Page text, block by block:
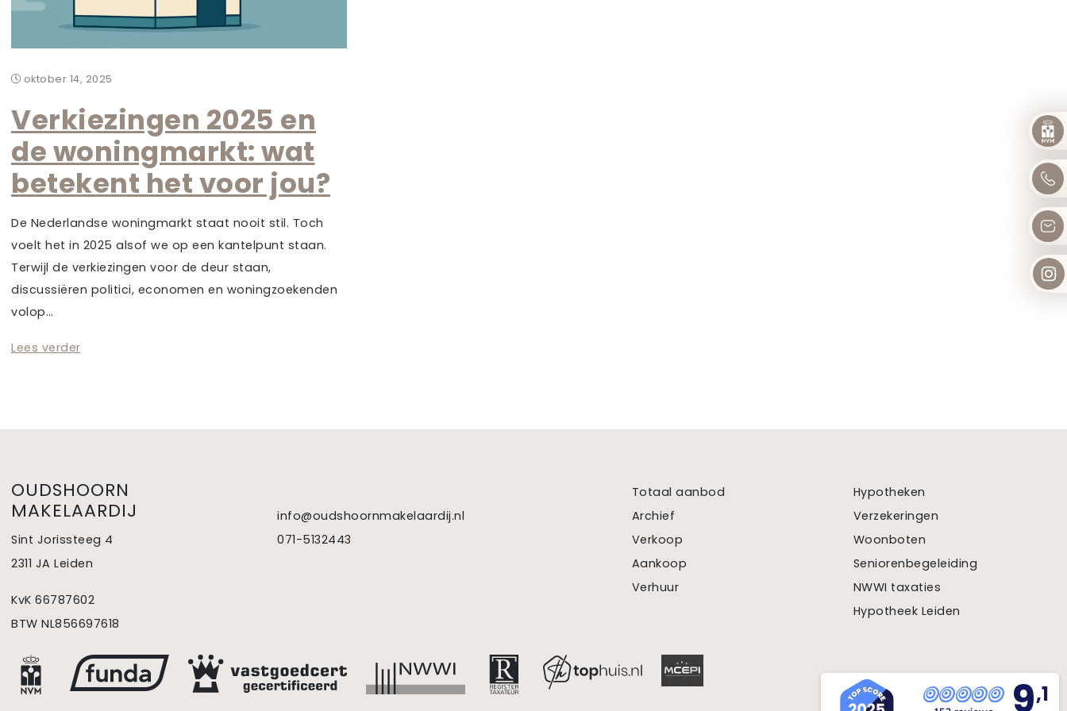
9,1
oktober 14, 2025
Verkiezingen 2025 en
de woningmarkt: wat
betekent het voor jou?
De Nederlandse woningmarkt staat nooit stil. Toch
voelt het in 2025 alsof we op een kantelpunt staan.
Terwijl de verkiezingen voor de deur staan,
discussiëren politici, economen en woningzoekenden
volop…
Lees verder
OUDSHOORN
MAKELAARDIJ
Sint Jorissteeg 4
2311 JA Leiden
KvK 66787602
BTW NL856697618
info@oudshoornmakelaardij.nl
071-5132443
Totaal aanbod
Archief
Verkoop
Aankoop
Verhuur
Hypotheken
Verzekeringen
Woonboten
Seniorenbegeleiding
NWWI taxaties
Hypotheek Leiden